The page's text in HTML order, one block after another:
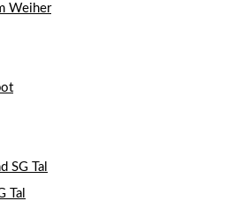
Weiher
SG Tal
Tal